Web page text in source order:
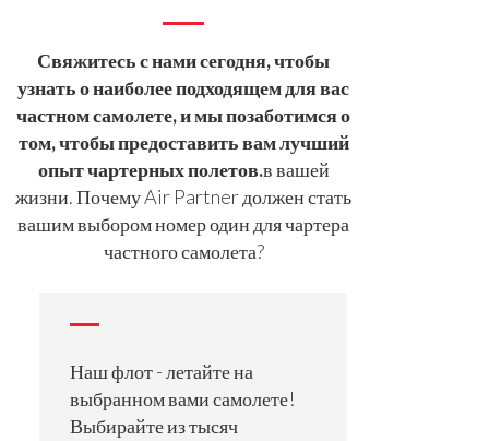
Свяжитесь с нами сегодня, чтобы
узнать о наиболее подходящем для вас
частном самолете, и мы позаботимся о
том, чтобы предоставить вам лучший
опыт чартерных полетов.в вашей
жизни. Почему Air Partner должен стать
вашим выбором номер один для чартера
частного самолета?
Наш флот - летайте на
выбранном вами самолете!
Выбирайте из тысяч